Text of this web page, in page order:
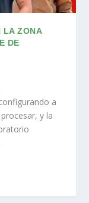
LA ZONA
DE
a
y la